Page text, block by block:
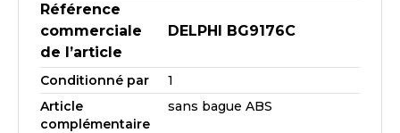
Référence
commerciale
de l’article
DELPHI BG9176C
Conditionné par
1
Article
complémentaire
sans bague ABS